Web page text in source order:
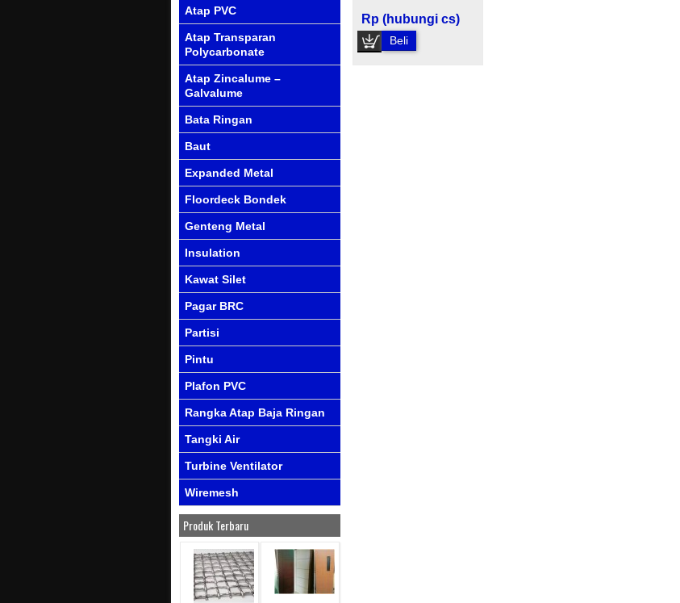
Rp (hubungi cs)
Beli
Atap PVC
Atap Transparan
Polycarbonate
Atap Zincalume –
Galvalume
Bata Ringan
Baut
Expanded Metal
Floordeck Bondek
Genteng Metal
Insulation
Kawat Silet
Pagar BRC
Partisi
Pintu
Plafon PVC
Rangka Atap Baja Ringan
Tangki Air
Turbine Ventilator
Wiremesh
Produk Terbaru